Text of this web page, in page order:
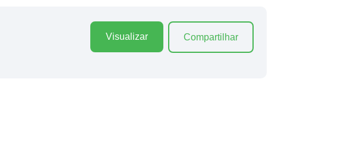
Visualizar Compartilhar